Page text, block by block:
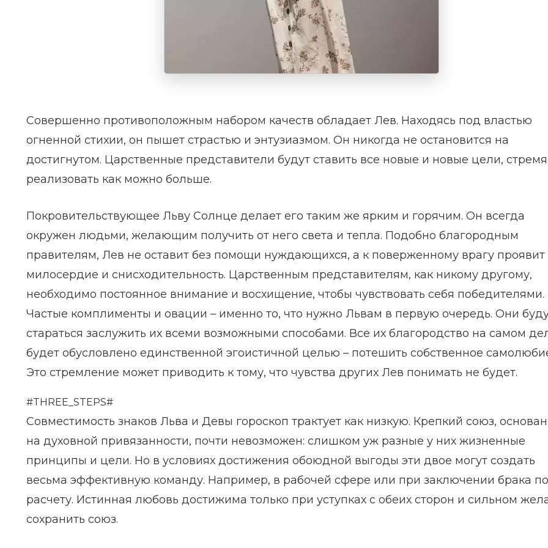
Совершенно противоположным набором качеств обладает Лев. Находясь под властью
огненной стихии, он пышет страстью и энтузиазмом. Он никогда не остановится на
достигнутом. Царственные представители будут ставить все новые и новые цели,
реализовать как можно больше.
Покровительствующее Льву Солнце делает его таким же ярким и горячим. Он всегда
окружен людьми, желающим получить от него света и тепла. Подобно благородным
правителям, Лев не оставит без помощи нуждающихся, а к поверженному врагу проявит
милосердие и снисходительность. Царственным представителям, как никому другому,
необходимо постоянное внимание и восхищение, чтобы чувствовать себя победителями.
Частые комплименты и овации – именно то, что нужно Львам в первую очередь. Они
стараться заслужить их всеми возможными способами. Все их благородство на самом
будет обусловлено единственной эгоистичной целью – потешить собственное
Это стремление может приводить к тому, что чувства других Лев понимать не будет.
#THREE_STEPS#
Совместимость знаков Льва и Девы гороскоп трактует как низкую. Крепкий союз,
на духовной привязанности, почти невозможен: слишком уж разные у них жизненные
принципы и цели. Но в условиях достижения обоюдной выгоды эти двое могут создать
весьма эффективную команду. Например, в рабочей сфере или при заключении брака по
расчету. Истинная любовь достижима только при уступках с обеих сторон и сильном
сохранить союз.